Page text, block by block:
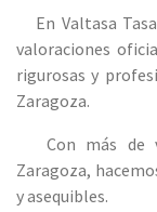
En Valtasa
valoraciones
rigurosas y
Zaragoza.
Con más de
Zaragoza,
y asequibles.